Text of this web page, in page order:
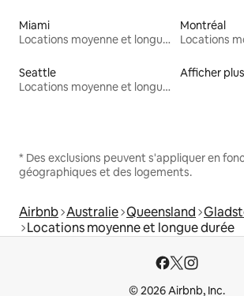
Miami
Locations moyenne et longue durée
Montréal
Seattle
Locations moyenne et longue durée
Afficher plus
* Des exclusions peuvent s'appliquer en
géographiques et des logements.
Airbnb Australie Queensland
Locations moyenne et longue durée
© 2026 Airbnb, Inc.